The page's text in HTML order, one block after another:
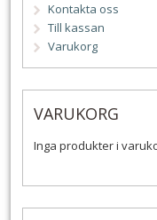
Kontakta oss
Till kassan
Varukorg
VARUKORG
Inga produkter i